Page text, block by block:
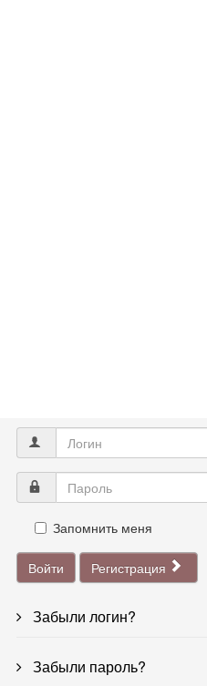
Запомнить меня
Войти Регистрация
Забыли логин?
Забыли пароль?